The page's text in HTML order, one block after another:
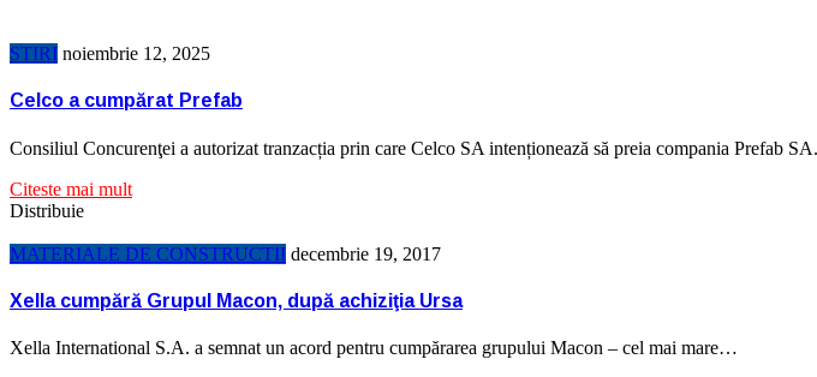
STIRI noiembrie 12, 2025
Celco a cumpărat Prefab
Consiliul Concurenţei a autorizat tranzacția prin care Celco SA intenționează să preia compania Prefab
Citeste mai mult
Distribuie
MATERIALE DE CONSTRUCTII decembrie 19, 2017
Xella cumpără Grupul Macon, după achiziţia Ursa
Xella International S.A. a semnat un acord pentru cumpărarea grupului Macon – cel mai mare…